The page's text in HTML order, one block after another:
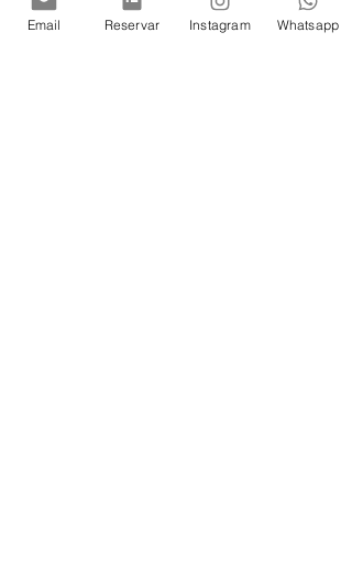
Email Reservar Instagram Whatsapp